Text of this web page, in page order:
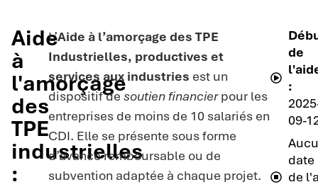
Aide
à
l'amorçage
des
TPE
industrielles
:
L’Aide à l’amorçage des TPE
Industrielles, productives et
services aux industries est un
dispositif desoutien financierpour les
entreprises de moins de 10 salariés en
CDI. Elle se présente sous forme
d’avance remboursable ou de
subvention adaptée à chaque projet.
de
:
09-
date
de